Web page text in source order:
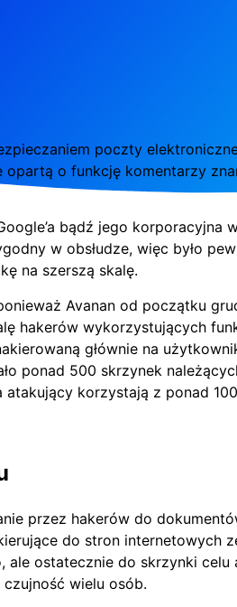
poczty
o funkcję komentarzy
bądź jego korporacyjna
w obsłudze, więc było
na szerszą skalę.
Avanan od początku
hakerów wykorzystujących
głównie na
ponad 500 skrzynek
korzystają z ponad 100
przez hakerów do
do stron internetowych
ale ostatecznie do skrzynki
czujność wielu osób.